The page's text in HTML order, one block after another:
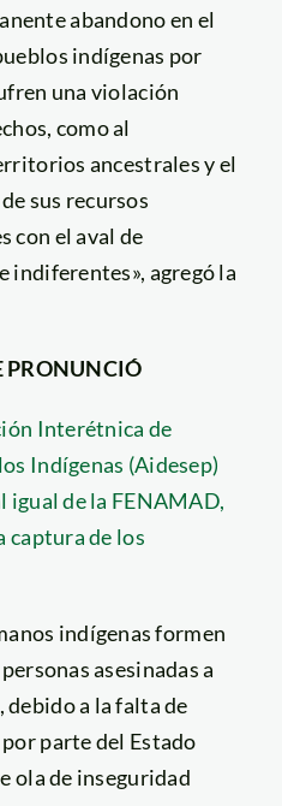
abandono en el
indígenas por
una violación
como al
ancestrales y el
sus recursos
con el aval de
indiferentes», agregó la
PRONUNCIÓ
Interétnica de
Indígenas (Aidesep)
igual de la FENAMAD,
captura de los
indígenas formen
asesinadas a
debido a la falta de
parte del Estado
ola de inseguridad